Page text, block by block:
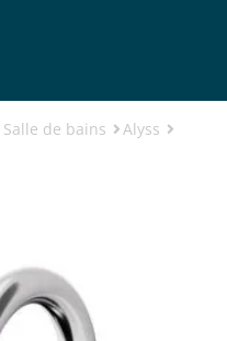
Salle de bains
Alyss